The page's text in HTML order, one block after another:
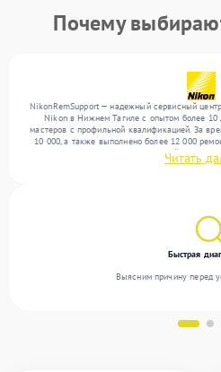
Почему
NikonRemSupport — надежный сервисный
Nikon в Нижнем Тагиле с опытом более
мастеров с профильной квалификацией. За
10 000, а также выполнено более 12 000
поступает более 300 обращений,
сложности и поддерживаем высокийЧитать
Быстрая
Выясним причину перед